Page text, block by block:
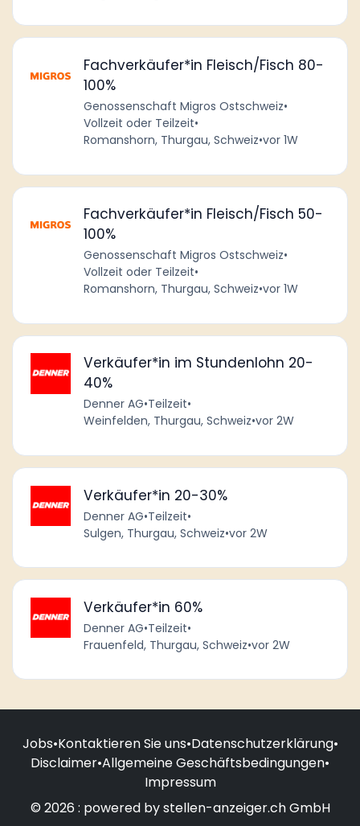
Fachverkäufer*in Fleisch/Fisch 80-
100%
Genossenschaft Migros Ostschweiz•
Vollzeit oder Teilzeit•
Romanshorn, Thurgau, Schweiz•vor 1W
Fachverkäufer*in Fleisch/Fisch 50-
100%
Genossenschaft Migros Ostschweiz•
Vollzeit oder Teilzeit•
Romanshorn, Thurgau, Schweiz•vor 1W
Verkäufer*in im Stundenlohn 20-
40%
Denner AG•Teilzeit•
Weinfelden, Thurgau, Schweiz•vor 2W
Verkäufer*in 20-30%
Denner AG•Teilzeit•
Sulgen, Thurgau, Schweiz•vor 2W
Verkäufer*in 60%
Denner AG•Teilzeit•
Frauenfeld, Thurgau, Schweiz•vor 2W
Jobs•Kontaktieren Sie uns•Datenschutzerklärung•
Disclaimer•Allgemeine Geschäftsbedingungen•
Impressum
© 2026 : powered by stellen-anzeiger.ch GmbH